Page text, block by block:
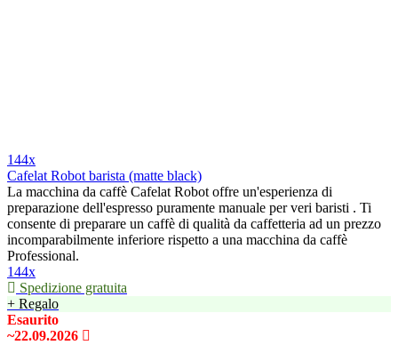
144x
Cafelat Robot barista (matte black)
La macchina da caffè Cafelat Robot offre un'esperienza di
preparazione dell'espresso puramente manuale per veri baristi . Ti
consente di preparare un caffè di qualità da caffetteria ad un prezzo
incomparabilmente inferiore rispetto a una macchina da caffè
Professional.
144x
Spedizione gratuita
+ Regalo
Esaurito
~22.09.2026